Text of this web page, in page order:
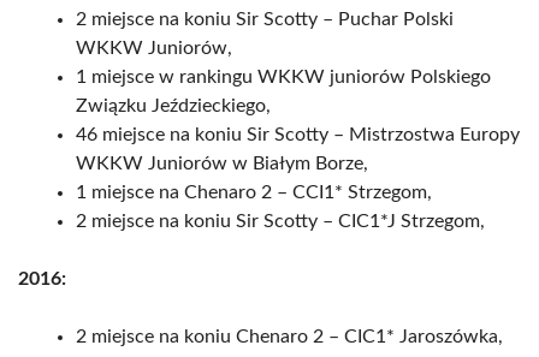
2 miejsce na koniu Sir Scotty – Puchar Polski
WKKW Juniorów,
1 miejsce w rankingu WKKW juniorów Polskiego
Związku Jeździeckiego,
46 miejsce na koniu Sir Scotty – Mistrzostwa Europy
WKKW Juniorów w Białym Borze,
1 miejsce na Chenaro 2 – CCI1* Strzegom,
2 miejsce na koniu Sir Scotty – CIC1*J Strzegom,
2016:
2 miejsce na koniu Chenaro 2 – CIC1* Jaroszówka,